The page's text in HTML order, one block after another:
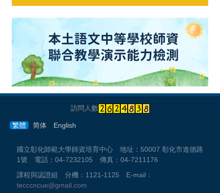
訪問人數
繁體 简体 English
國立彰化師範大學師資培育中心 地址：50007 彰化市進德路
1號 電話：04-7232105 傳真：04-7211176
課程與認證組 分機：1121-1125 E-mail：
tecccncue@gmail.com